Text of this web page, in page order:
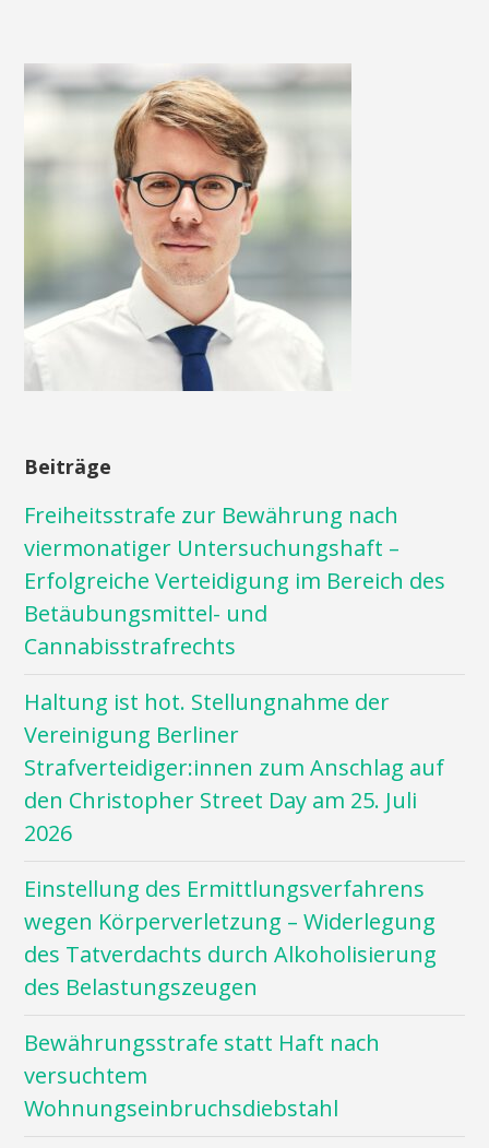
Beiträge
Freiheitsstrafe zur Bewährung nach
viermonatiger Untersuchungshaft –
Erfolgreiche Verteidigung im Bereich des
Betäubungsmittel- und
Cannabisstrafrechts
Haltung ist hot. Stellungnahme der
Vereinigung Berliner
Strafverteidiger:innen zum Anschlag auf
den Christopher Street Day am 25. Juli
2026
Einstellung des Ermittlungsverfahrens
wegen Körperverletzung – Widerlegung
des Tatverdachts durch Alkoholisierung
des Belastungszeugen
Bewährungsstrafe statt Haft nach
versuchtem
Wohnungseinbruchsdiebstahl